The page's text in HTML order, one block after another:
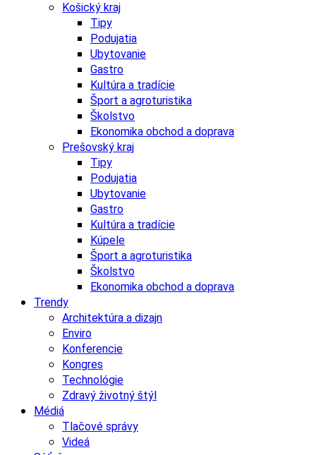
Košický kraj
Tipy
Podujatia
Ubytovanie
Gastro
Kultúra a tradície
Šport a agroturistika
Školstvo
Ekonomika obchod a doprava
Prešovský kraj
Tipy
Podujatia
Ubytovanie
Gastro
Kultúra a tradície
Kúpele
Šport a agroturistika
Školstvo
Ekonomika obchod a doprava
Trendy
Architektúra a dizajn
Enviro
Konferencie
Kongres
Technológie
Zdravý životný štýl
Médiá
Tlačové správy
Videá